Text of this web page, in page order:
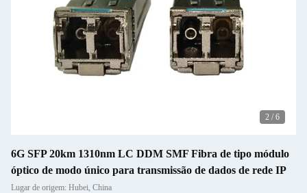
3 / 6
6G SFP 20km 1310nm LC DDM SMF Fibra de tipo módulo
óptico de modo único para transmissão de dados de rede IP
Lugar de origem: Hubei, China